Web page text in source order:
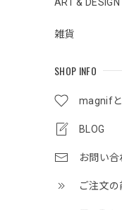
雑貨
SHOP INFO
magnifと
BLOG
お問い合
ご注文の